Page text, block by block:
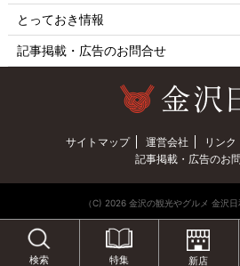
とっておき情報
記事掲載・広告のお問合せ
サイトマップ 運営会社
リン
記事掲載・広告のお
（C) 2026 金沢の観光やグルメ 金沢
検索 特集 新店